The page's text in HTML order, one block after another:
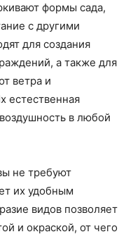
формы сада,
с другими
для создания
а также для
ветра и
естественная
в любой
не требуют
их удобным
видов позволяет
и окраской, от чего